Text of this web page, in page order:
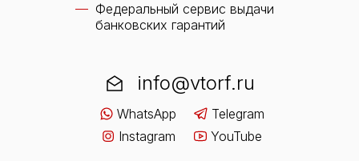
Федеральный сервис выдачи
банковских гарантий
info@vtorf.ru
WhatsApp
Telegram
Instagram
YouTube